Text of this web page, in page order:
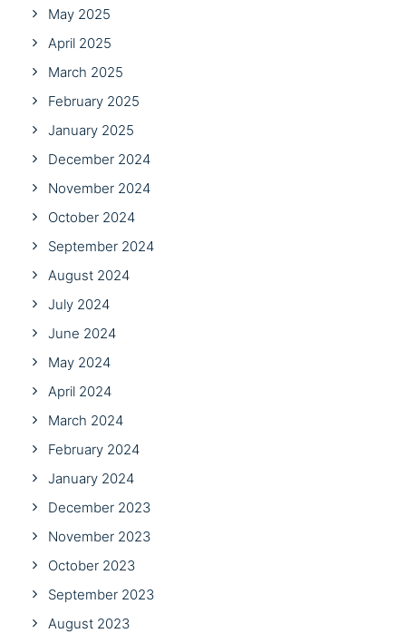
May 2025
April 2025
March 2025
February 2025
January 2025
December 2024
November 2024
October 2024
September 2024
August 2024
July 2024
June 2024
May 2024
April 2024
March 2024
February 2024
January 2024
December 2023
November 2023
October 2023
September 2023
August 2023